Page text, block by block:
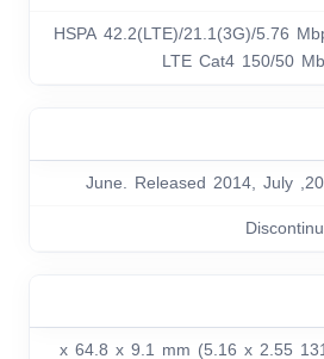
HSPA 42.2(LTE)/21.1(3G)/5.76
LTE Cat4 150/50
2014,
131.1 x 64.8 x 9.1 mm (5.16 x 2.55